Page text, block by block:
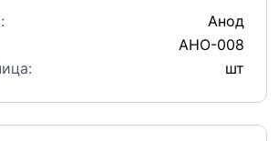
Анод
АНО-008
шт